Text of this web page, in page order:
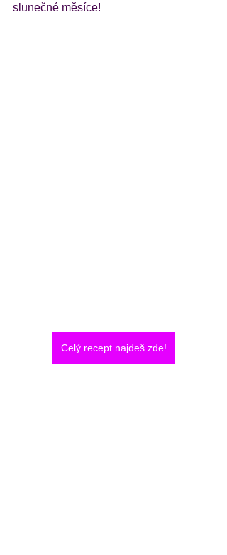
slunečné měsíce!
Celý recept najdeš zde!